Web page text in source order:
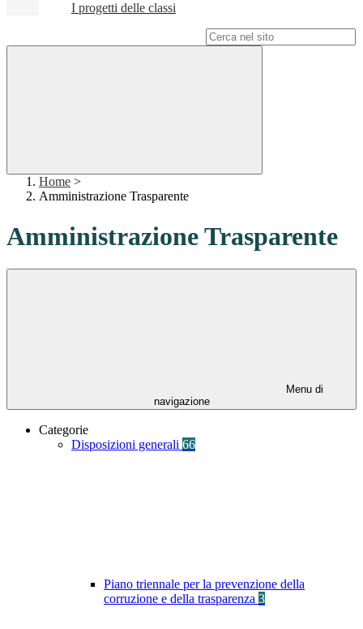
I progetti delle classi
Home >
Amministrazione Trasparente
Amministrazione Trasparente
Menu di
navigazione
Categorie
Disposizioni generali 66
Piano triennale per la prevenzione della
corruzione e della trasparenza 3